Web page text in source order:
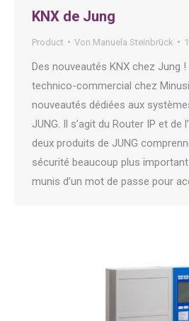
KNX de Jung
Product Von Manuela Steinbrück
Des nouveautés KNX chez Jung
technico-commercial chez
nouveautés dédiées aux
JUNG. Il s’agit du Router IP et de
deux produits de JUNG
sécurité beaucoup plus
munis d’un mot de passe pour